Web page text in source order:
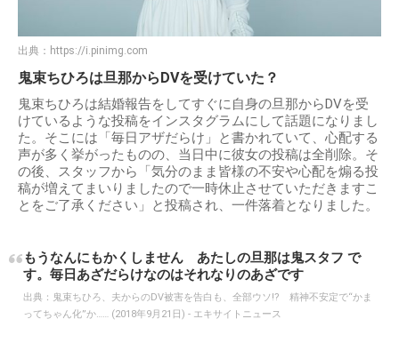
出典： https://i.pinimg.com
鬼束ちひろは旦那からDVを受けていた？
鬼束ちひろは結婚報告をしてすぐに自身の旦那からDVを受
けているような投稿をインスタグラムにして話題になりまし
た。そこには「毎日アザだらけ」と書かれていて、心配する
声が多く挙がったものの、当日中に彼女の投稿は全削除。そ
の後、スタッフから「気分のまま皆様の不安や心配を煽る投
稿が増えてまいりましたので一時休止させていただきますこ
とをご了承ください」と投稿され、一件落着となりました。
もうなんにもかくしません あたしの旦那は鬼スタフ で
す。毎日あざだらけなのはそれなりのあざです
出典： 鬼束ちひろ、夫からのDV被害を告白も、全部ウソ!? 精神不安定で“かま
ってちゃん化”か…… (2018年9月21日) - エキサイトニュース